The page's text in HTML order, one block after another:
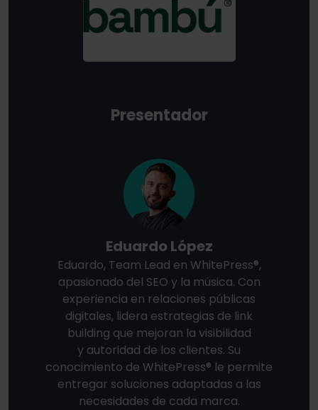
Presentador
Eduardo López
Eduardo, Team Lead en WhitePress®,
apasionado del SEO y la música. Con
experiencia en relaciones públicas
digitales, lidera estrategias de link
building que mejoran la visibilidad
y autoridad de los clientes. Su
conocimiento de WhitePress® le permite
entregar soluciones adaptadas a las
necesidades de cada marca.